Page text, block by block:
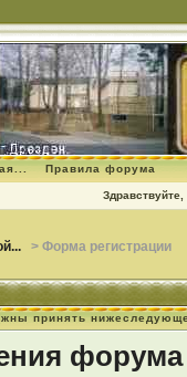
Правила форума
Здравствуйте,
> Форма регистрации
принять
форума